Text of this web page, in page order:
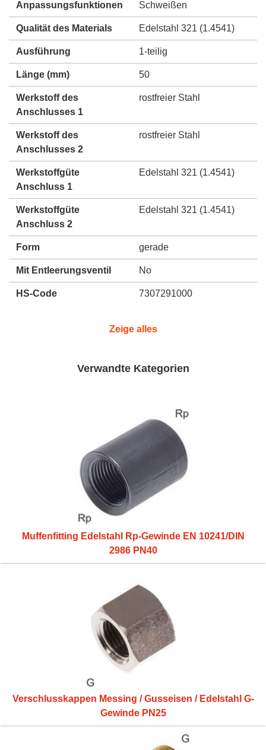
Anpassungsfunktionen Schweißen
Qualität des Materials Edelstahl 321 (1.4541)
Ausführung 1-teilig
Länge (mm) 50
Werkstoff des
Anschlusses 1
rostfreier Stahl
Werkstoff des
Anschlusses 2
rostfreier Stahl
Werkstoffgüte
Anschluss 1
Edelstahl 321 (1.4541)
Werkstoffgüte
Anschluss 2
Edelstahl 321 (1.4541)
Form gerade
Mit Entleerungsventil No
HS-Code 7307291000
Zeige alles
Verwandte Kategorien
Muffenfitting Edelstahl Rp-Gewinde EN 10241/DIN
2986 PN40
Verschlusskappen Messing / Gusseisen / Edelstahl G-
Gewinde PN25